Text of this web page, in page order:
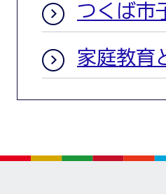
つくば市
家庭教育